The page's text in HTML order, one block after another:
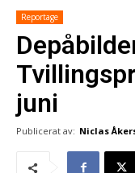
Reportage
juni
Publicerat av: Niclas